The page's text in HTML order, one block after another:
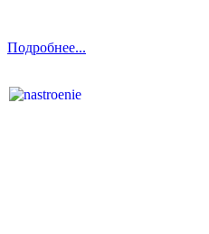
Подробнее...